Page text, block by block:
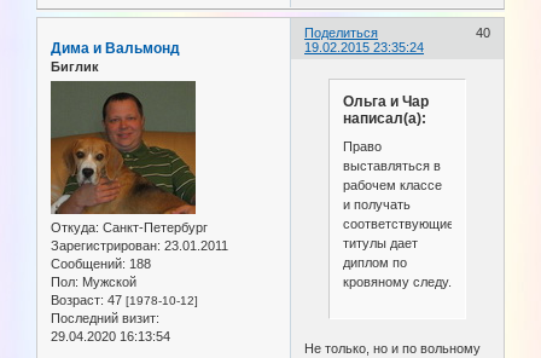
Поделиться
40
19.02.2015 23:35:24
Дима и Вальмонд
Биглик
Откуда: Санкт-Петербург
Зарегистрирован: 23.01.2011
Сообщений: 188
Пол: Мужской
Возраст: 47 [1978-10-12]
Последний визит:
29.04.2020 16:13:54
Ольга и Чар
написал(а):
Право
выставляться в
рабочем классе
и получать
соответствующие
титулы дает
диплом по
кровяному следу.
Не только, но и по вольному